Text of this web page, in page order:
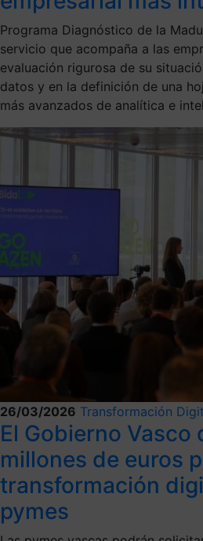
Programa Diagnóstico de la
servicio que acompaña a las
evaluación rigurosa de su
datos y en la definición de una
más avanzados de analítica e
26/03/2026 Transformación
El Gobierno Vasco
millones de euros
transformación
pymes